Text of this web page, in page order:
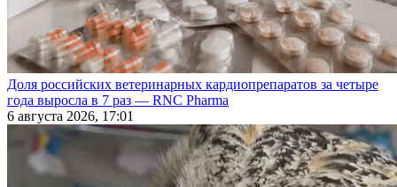
Доля российских ветеринарных кардиопрепаратов за четыре
года выросла в 7 раз — RNC Pharma
6 августа 2026, 17:01